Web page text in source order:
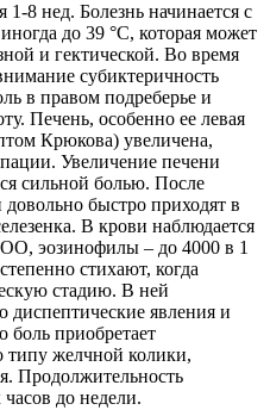
8 нед. Болезнь начинается с
до 39 °С, которая может
и гектической. Во время
субиктеричность
в правом подреберье и
Печень, особенно ее левая
Крюкова) увеличена,
Увеличение печени
сильной болью. После
быстро приходят в
В крови наблюдается
эозинофилы – до 4000 в 1
стихают, когда
стадию. В ней
явления и
боль приобретает
типу желчной колики,
Продолжительность
до недели.